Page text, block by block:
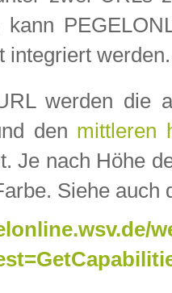
integriert werden.
werden die
den mittleren
Je nach Höhe
Siehe auch